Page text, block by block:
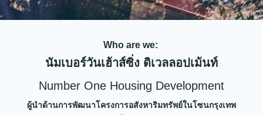
Who are we:
นัมเบอร์วันเฮ้าส์ซิ่ง ดิเวลลอปเม้นท์
Number One Housing Development
ผู้นำด้านการพัฒนาโครงการอสังหาริมทรัพย์ในโซนกรุงเทพ